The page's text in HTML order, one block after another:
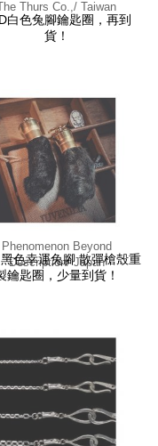
Thurs Co.,/ Taiwan
白色兔腳鑰匙圈，再到
貨！
Phenomenon Beyond
Description/ Japan
色幸運兔腳 散彈槍殼重
鑰匙圈，少量到貨！